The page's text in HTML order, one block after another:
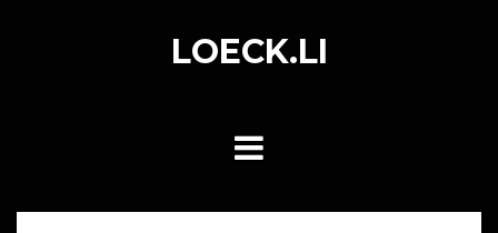
LOECK.LI